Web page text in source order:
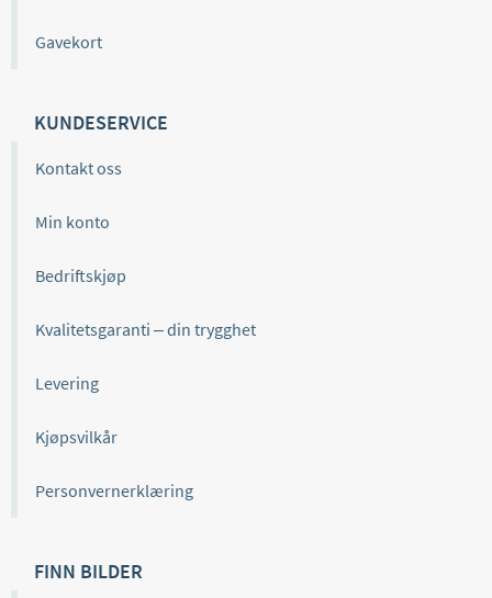
Gavekort
KUNDESERVICE
Kontakt oss
Min konto
Bedriftskjøp
Kvalitetsgaranti – din trygghet
Levering
Kjøpsvilkår
Personvernerklæring
FINN BILDER